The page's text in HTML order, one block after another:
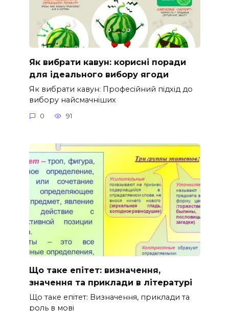
Як вибрати кавун: корисні поради
для ідеального вибору ягоди
Як вибрати кавун: Професійний підхід до
вибору найсмачніших
0 91
Що таке епітет: визначення,
значення та приклади в літературі
Що таке епітет: Визначення, приклади та
роль в мові